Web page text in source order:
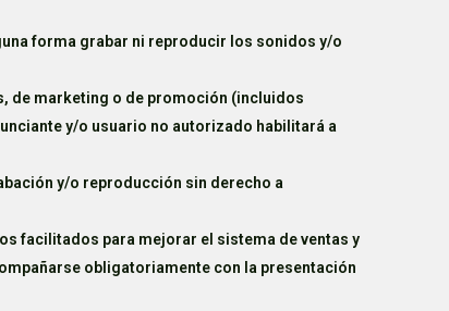
forma grabar ni reproducir los sonidos y/o
de marketing o de promoción (incluidos
y/o usuario no autorizado habilitará a
y/o reproducción sin derecho a
facilitados para mejorar el sistema de ventas y
obligatoriamente con la presentación